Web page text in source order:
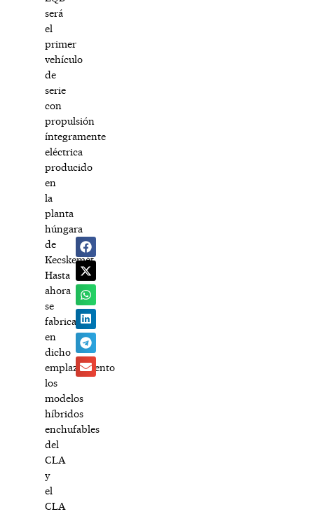
será
el
primer
vehículo
de
serie
con
propulsión
íntegramente
eléctrica
producido
en
la
planta
húngara
de
Kecskemét.
Hasta
ahora
se
fabrican
en
dicho
emplazamiento
los
modelos
híbridos
enchufables
del
CLA
y
el
CLA